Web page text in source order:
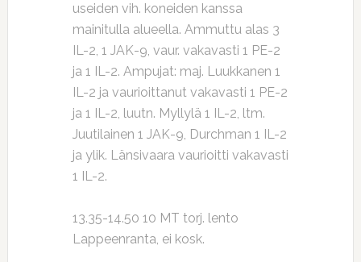
useiden vih. koneiden kanssa
mainitulla alueella. Ammuttu alas 3
IL-2, 1 JAK-9, vaur. vakavasti 1 PE-2
ja 1 IL-2. Ampujat: maj. Luukkanen 1
IL-2 ja vaurioittanut vakavasti 1 PE-2
ja 1 IL-2, luutn. Myllylä 1 IL-2, ltm.
Juutilainen 1 JAK-9, Durchman 1 IL-2
ja ylik. Länsivaara vaurioitti vakavasti
1 IL-2.
13.35-14.50 10 MT torj. lento
Lappeenranta, ei kosk.